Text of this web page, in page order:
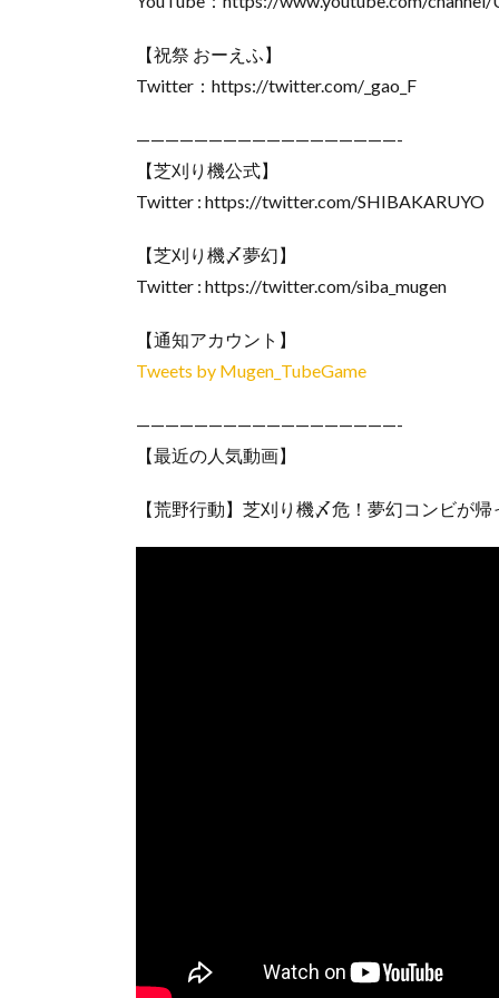
【祝祭 おーえふ】
Twitter：https://twitter.com/_gao_F
——————————————————-
【芝刈り機公式】
Twitter : https://twitter.com/SHIBAKARUYO
【芝刈り機〆夢幻】
Twitter : https://twitter.com/siba_mugen
【通知アカウント】
Tweets by Mugen_TubeGame
——————————————————-
【最近の人気動画】
【荒野行動】芝刈り機〆危！夢幻コンビが帰